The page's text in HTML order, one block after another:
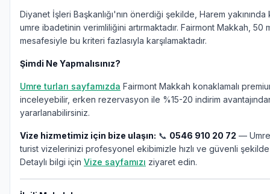
Diyanet İşleri Başkanlığı'nın önerdiği şekilde, Harem
umre ibadetinin verimliliğini artırmaktadır. Fairmont Makkah, 50
mesafesiyle bu kriteri fazlasıyla karşılamaktadır.
Şimdi Ne Yapmalısınız?
Umre turları sayfamızda Fairmont Makkah konaklamalı
inceleyebilir, erken rezervasyon ile %15-20 indirim
yararlanabilirsiniz.
Vize hizmetimiz için bize ulaşın: 📞 0546 910 20 72 —
turist vizelerinizi profesyonel ekibimizle hızlı ve güvenli
Detaylı bilgi için Vize sayfamızı ziyaret edin.